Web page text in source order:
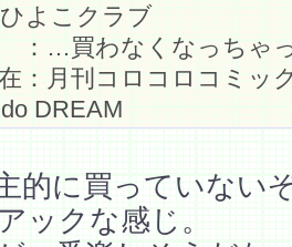
よこクラブ
…買わなくなっちゃ
：月刊コロコロコミッ
DREAM
的に買っていない
ックな感じ。